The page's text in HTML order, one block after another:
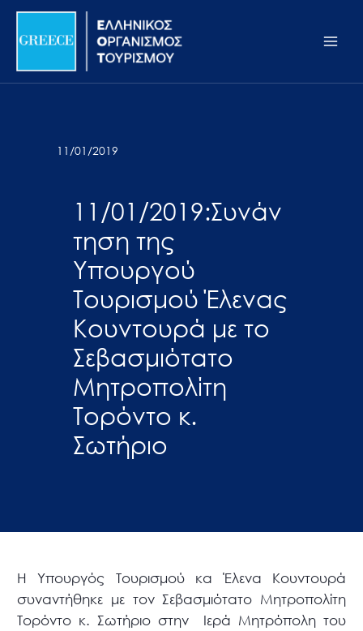
Σημείωση:
ιστότοπος
προσβασιμότητας.
Μετάβαση
περιεχόμενο
11/01/2019
11/01/2019:Συνάν
τηση της
Υπουργού
Τουρισμού Έλενας
Κουντουρά με το
Σεβασμιότατο
Μητροπολίτη
Τορόντο κ.
Σωτήριο
Η Υπουργός Τουρισμού κα Έλενα Κουντουρά
συναντήθηκε με τον Σεβασμιότατο Μητροπολίτη
Τορόντο κ. Σωτήριο στην Ιερά Μητρόπολη του